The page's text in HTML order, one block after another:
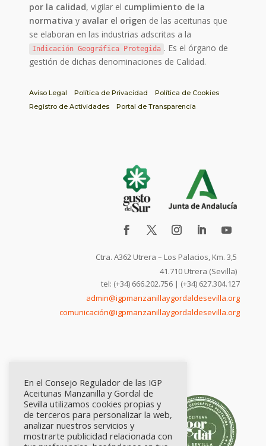
por la calidad, vigilar el cumplimiento de la
normativa y avalar el origen de las aceitunas que
se elaboran en las industrias adscritas a la
Indicación Geográfica Protegida . Es el órgano de
gestión de dichas denominaciones de Calidad.
Aviso Legal Política de Privacidad
Política de Cookies
Registro de Actividades
Portal de Transparencia
Ctra. A362 Utrera – Los Palacios, Km. 3,5
41.710 Utrera (Sevilla)
tel: (+34) 666.202.756 | (+34) 627.304.127
admin@igpmanzanillaygordaldesevilla.org
comunicación@igpmanzanillaygordaldesevilla.org
En el Consejo Regulador de las IGP
Aceitunas Manzanilla y Gordal de
Sevilla utilizamos cookies propias y
de terceros para personalizar la web,
analizar nuestros servicios y
mostrarte publicidad relacionada con